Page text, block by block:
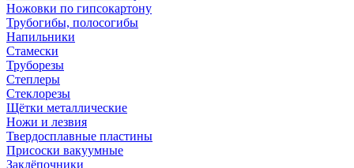
Ножовки по гипсокартону
Трубогибы, полосогибы
Напильники
Стамески
Труборезы
Степлеры
Стеклорезы
Щётки металлические
Ножи и лезвия
Твердосплавные пластины
Присоски вакуумные
Заклёпочники